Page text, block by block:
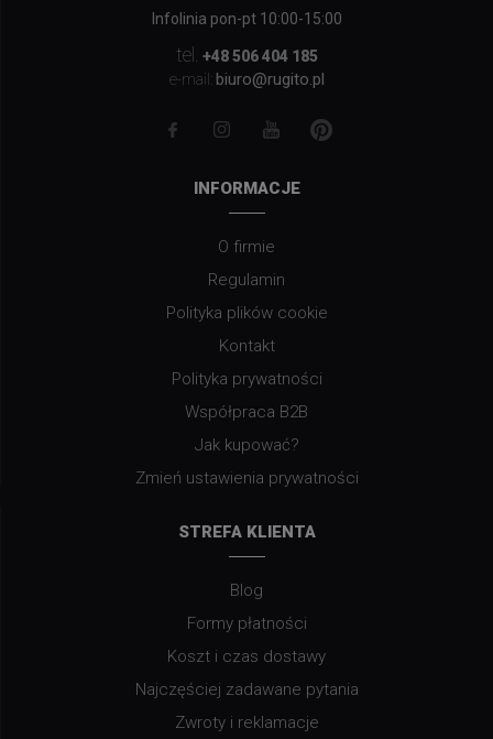
Infolinia pon-pt 10:00-15:00
tel. +48 506 404 185
e-mail: biuro@rugito.pl
INFORMACJE
O firmie
Regulamin
Polityka plików cookie
Kontakt
Polityka prywatności
Współpraca B2B
Jak kupować?
Zmień ustawienia prywatności
STREFA KLIENTA
Blog
Formy płatności
Koszt i czas dostawy
Najczęściej zadawane pytania
Zwroty i reklamacje